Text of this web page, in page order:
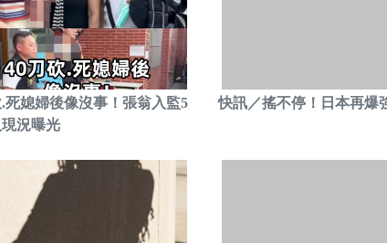
死媳婦後像沒事！張翁入監5
況曝光
快訊／搖不停！日本再爆